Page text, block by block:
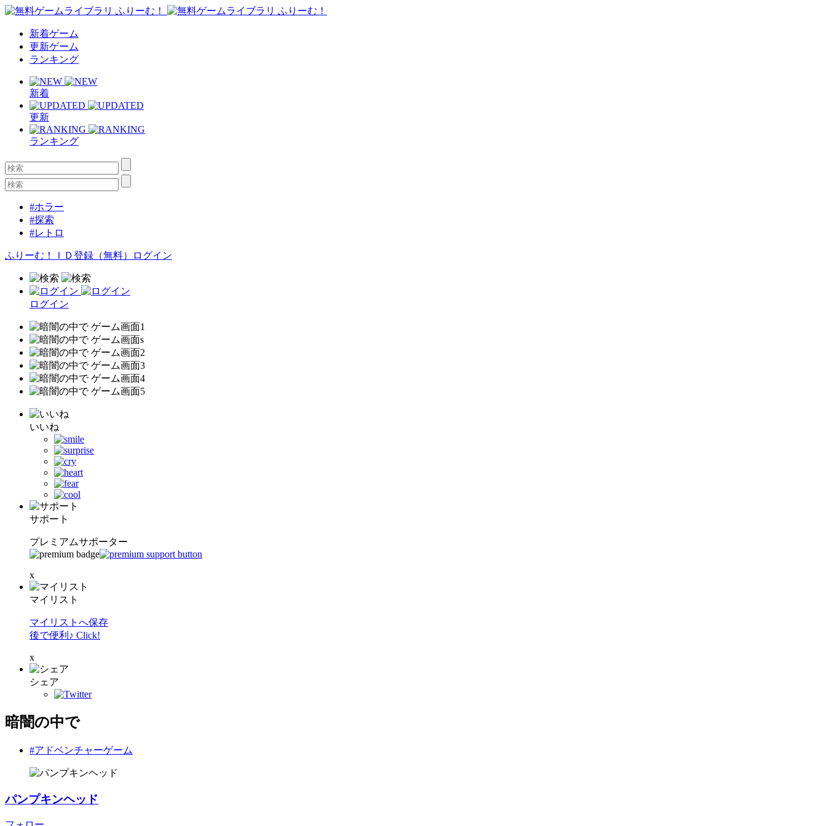
新着ゲーム
更新ゲーム
ランキング
新着
更新
ランキング
#ホラー
#探索
#レトロ
ふりーむ！ＩＤ登録（無料） ログイン
ログイン
いいね
サポート
プレミアムサポーター
x
マイリスト
マイリストへ保存
後で便利♪ Click!
x
シェア
暗闇の中で
#アドベンチャーゲーム
パンプキンヘッド